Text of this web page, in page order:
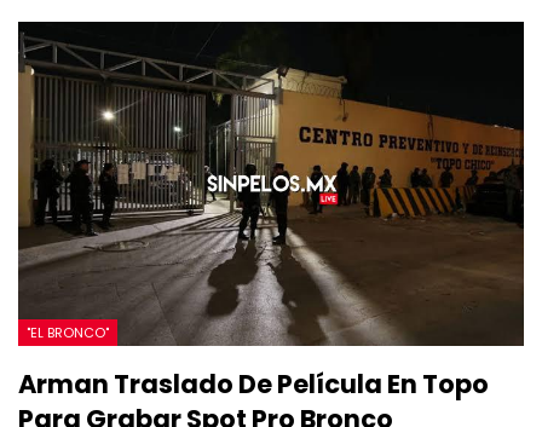
"EL BRONCO"
Arman Traslado De Película En Topo
Para Grabar Spot Pro Bronco